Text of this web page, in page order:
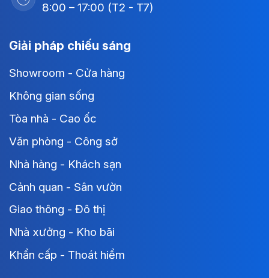
8:00 – 17:00 (T2 - T7)
Giải pháp chiếu sáng
Showroom - Cửa hàng
Không gian sống
Tòa nhà - Cao ốc
Văn phòng - Công sở
Nhà hàng - Khách sạn
Cảnh quan - Sân vườn
Giao thông - Đô thị
Nhà xưởng - Kho bãi
Khẩn cấp - Thoát hiểm